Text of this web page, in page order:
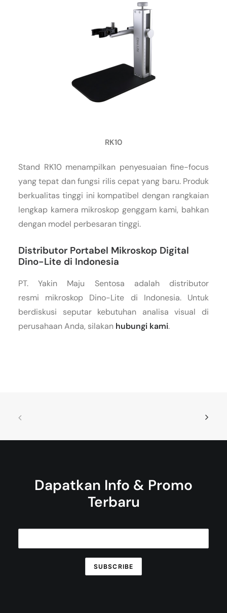
RK10
Stand RK10 menampilkan penyesuaian fine-focus
yang tepat dan fungsi rilis cepat yang baru. Produk
berkualitas tinggi ini kompatibel dengan rangkaian
lengkap kamera mikroskop genggam kami, bahkan
dengan model perbesaran tinggi.
Distributor Portabel Mikroskop Digital
Dino-Lite di Indonesia
PT. Yakin Maju Sentosa adalah distributor
resmi mikroskop Dino-Lite di Indonesia. Untuk
berdiskusi seputar kebutuhan analisa visual di
perusahaan Anda, silakan hubungi kami.
Dapatkan Info & Promo
Terbaru